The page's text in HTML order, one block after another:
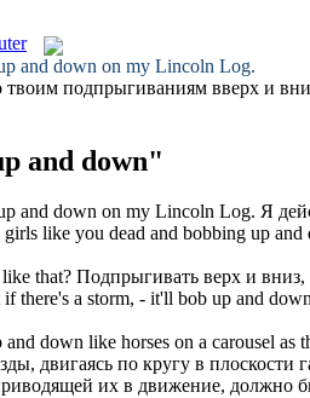
and down on my Lincoln Log.
твоим подпрыгиваниям вверх и
and down"
and down on my Lincoln Log. Я
like you dead and bobbing up and
like that? Подпрыгивать верх и вниз,
if there's a storm, - it'll bob up and
and down like horses on a carousel as
двигаясь по кругу в
их в движение, должно